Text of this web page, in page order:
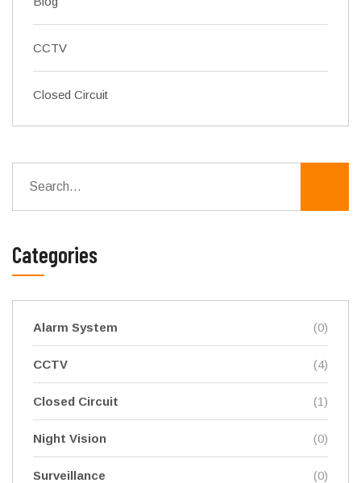
CCTV
Closed Circuit
Categories
Alarm System (0)
CCTV (4)
Closed Circuit (1)
Night Vision (0)
Surveillance (0)